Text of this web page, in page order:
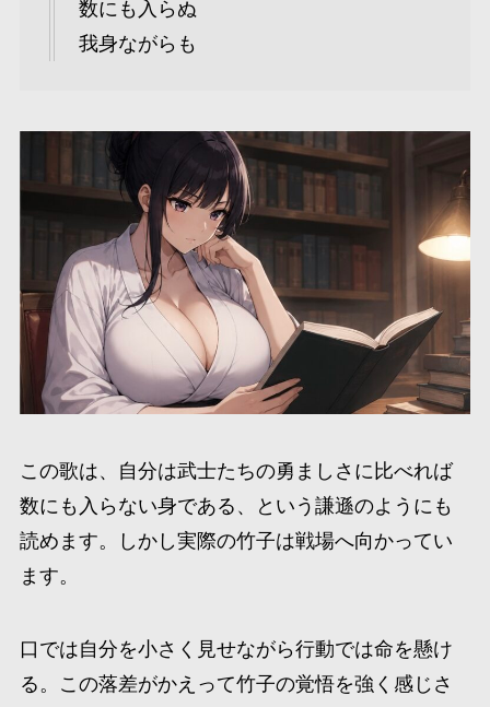
数にも入らぬ
我身ながらも
この歌は、自分は武士たちの勇ましさに比べれば
数にも入らない身である、という謙遜のようにも
読めます。しかし実際の竹子は戦場へ向かってい
ます。
口では自分を小さく見せながら行動では命を懸け
る。この落差がかえって竹子の覚悟を強く感じさ